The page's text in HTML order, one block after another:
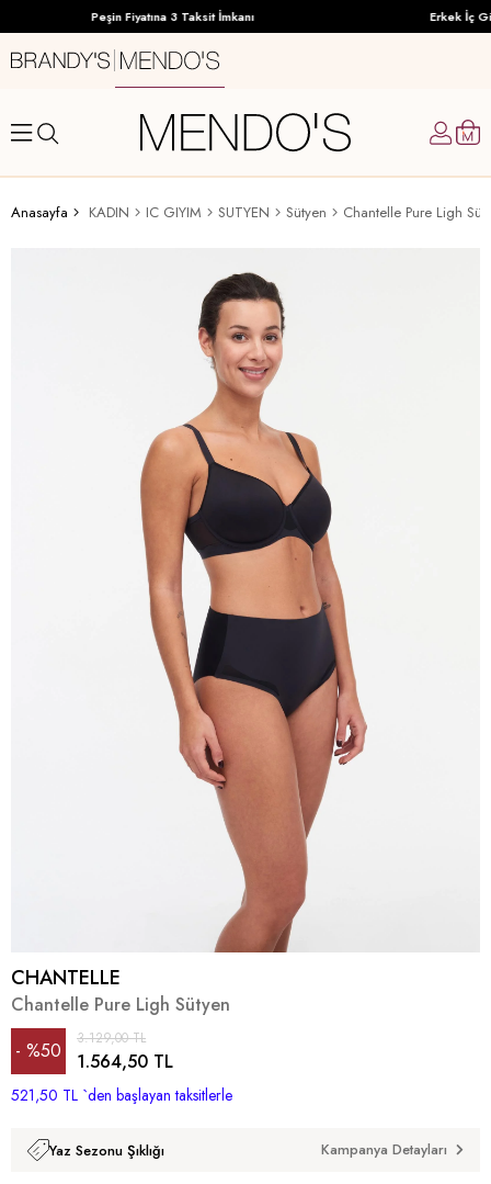
Peşin Fiyatına 3 Taksit İmkanı Erkek İç
Anasayfa KADIN IC GIYIM SUTYEN Sütyen Chantelle Pure Ligh
CHANTELLE
Chantelle Pure Ligh Sütyen
%50
İndirim
3.129,00 TL
1.564,50 TL
521,50 TL `den başlayan taksitlerle
Yaz Sezonu Şıklığı Kampanya Detayları